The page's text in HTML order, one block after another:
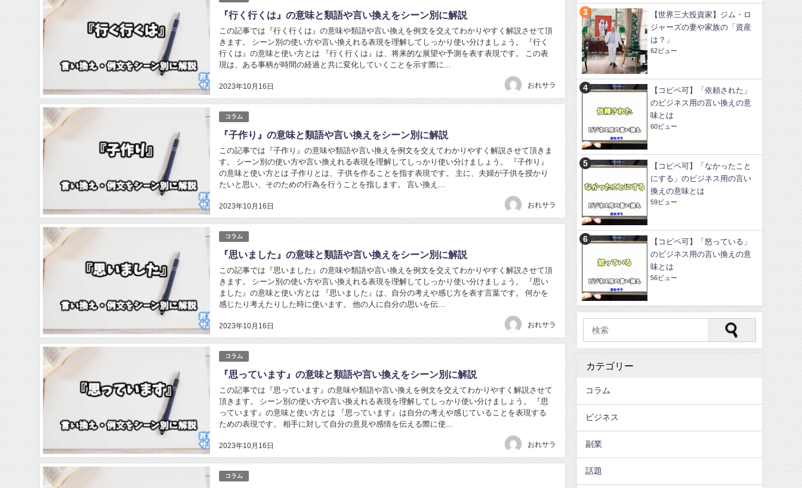
『行く行くは』の意味と類語や言い換えをシーン別に解説
2023年10月16日
この記事では『行く行くは』の意味や類語や言い換えを例文を交えてわかりやすく解説させて頂
きます。 シーン別の使い方や言い換えれる表現を理解してしっかり使い分けましょう。 『行く
行くは』の意味と使い方とは 『行く行くは』は、将来的な展望や予測を表す表現です。 この表
現は、ある事柄が時間の経過と共に変化していくことを示す際に...
おれサラ
コラム
『子作り』の意味と類語や言い換えをシーン別に解説
2023年10月16日
この記事では『子作り』の意味や類語や言い換えを例文を交えてわかりやすく解説させて頂きま
す。 シーン別の使い方や言い換えれる表現を理解してしっかり使い分けましょう。 『子作り』
の意味と使い方とは 子作りとは、子供を作ることを指す表現です。 主に、夫婦が子供を授かり
たいと思い、そのための行為を行うことを指します。 言い換え...
おれサラ
コラム
『思いました』の意味と類語や言い換えをシーン別に解説
2023年10月16日
この記事では『思いました』の意味や類語や言い換えを例文を交えてわかりやすく解説させて頂
きます。 シーン別の使い方や言い換えれる表現を理解してしっかり使い分けましょう。 『思い
ました』の意味と使い方とは 『思いました』は、自分の考えや感じ方を表す言葉です。 何かを
感じたり考えたりした時に使います。 他の人に自分の思いを伝...
おれサラ
コラム
『思っています』の意味と類語や言い換えをシーン別に解説
2023年10月16日
この記事では『思っています』の意味や類語や言い換えを例文を交えてわかりやすく解説させて
頂きます。 シーン別の使い方や言い換えれる表現を理解してしっかり使い分けましょう。 『思
っています』の意味と使い方とは 『思っています』は自分の考えや感じていることを表現する
ための表現です。 相手に対して自分の意見や感情を伝える際に使...
おれサラ
コラム
【世界三大投資家】ジム・ロ
ジャーズの妻や家族の「資産
は？」
62ビュー
【コピペ可】「依頼された」
のビジネス用の言い換えの意
味とは
60ビュー
【コピペ可】「なかったこと
にする」のビジネス用の言い
換えの意味とは
59ビュー
【コピペ可】「怒っている」
のビジネス用の言い換えの意
味とは
56ビュー
カテゴリー
コラム
ビジネス
副業
話題